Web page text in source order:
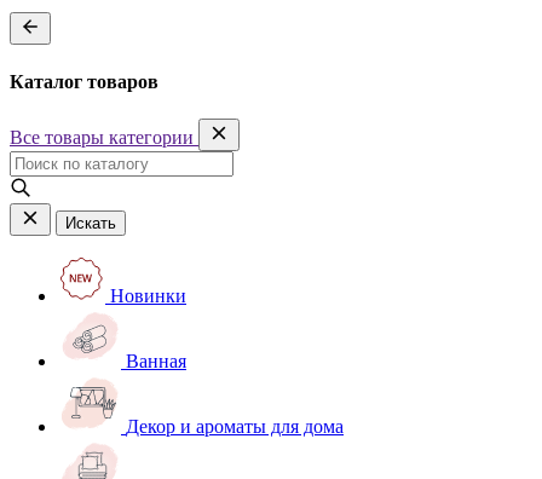
Каталог товаров
Все товары категории
Искать
Новинки
Ванная
Декор и ароматы для дома